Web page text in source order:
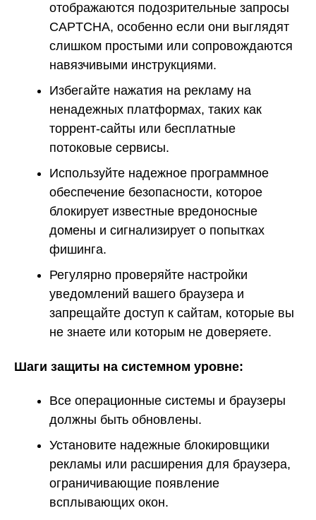
отображаются подозрительные запросы
CAPTCHA, особенно если они выглядят
слишком простыми или сопровождаются
навязчивыми инструкциями.
Избегайте нажатия на рекламу на
ненадежных платформах, таких как
торрент-сайты или бесплатные
потоковые сервисы.
Используйте надежное программное
обеспечение безопасности, которое
блокирует известные вредоносные
домены и сигнализирует о попытках
фишинга.
Регулярно проверяйте настройки
уведомлений вашего браузера и
запрещайте доступ к сайтам, которые вы
не знаете или которым не доверяете.
Шаги защиты на системном уровне:
Все операционные системы и браузеры
должны быть обновлены.
Установите надежные блокировщики
рекламы или расширения для браузера,
ограничивающие появление
всплывающих окон.